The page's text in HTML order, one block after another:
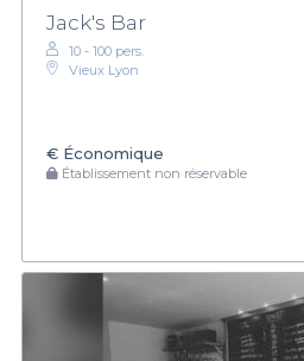
Jack's Bar
10 - 100 pers.
Vieux Lyon
€ Économique
Établissement non réservable